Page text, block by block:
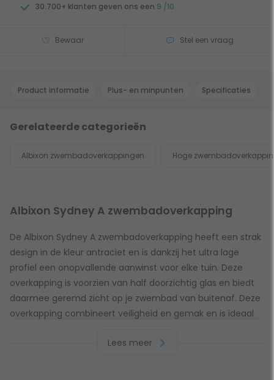
30.700+ klanten geven ons een 9 /10
Bewaar Stel een vraag
Product informatie Plus- en minpunten Specificaties
Gerelateerde categorieën
Albixon zwembadoverkappingen Hoge
Albixon Sydney A zwembadoverkapping
De Albixon Sydney A zwembadoverkapping heeft een strak
design in de kleur antraciet en is dankzij het ultra lage
profiel een onopvallende aanwinst voor elke tuin. Deze
overkapping is voorzien van half doorzichtig glas en biedt
daarmee geremd zicht op je zwembad van buitenaf. Deze
overkapping combineert veiligheid en gemak en is ideaal
waardeert. Hoe dan ook, met deze zwembadoverkapping
Lees meer